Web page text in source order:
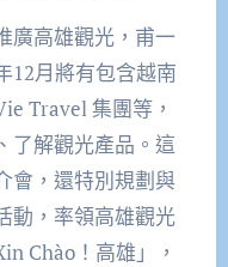
廣高雄觀光，甫一
12月將有包含越南
Travel 集團等，
了解觀光產品。這
會，還特別規劃與
動，率領高雄觀光
Chào！高雄」，